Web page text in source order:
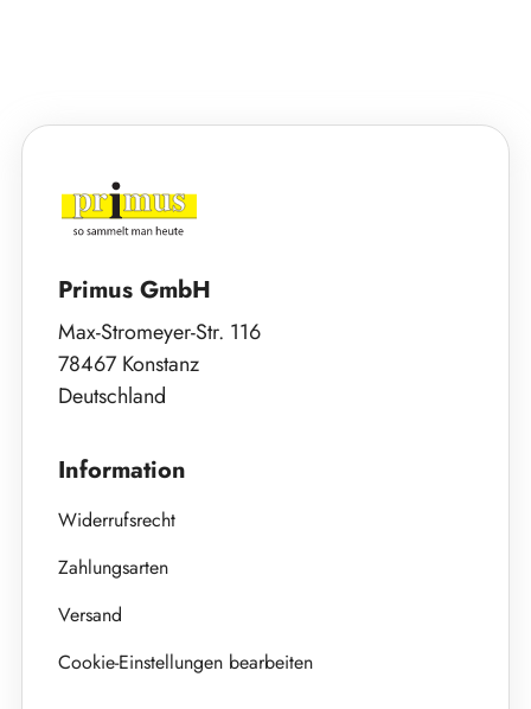
Primus GmbH
Max-Stromeyer-Str. 116
78467 Konstanz
Deutschland
Information
Widerrufsrecht
Zahlungsarten
Versand
Cookie-Einstellungen bearbeiten